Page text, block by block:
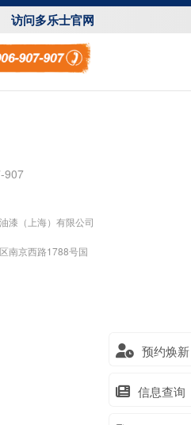
访问多乐士官网
预约焕新
信息查询
907
漆（上海）有限公司
南京西路1788号国